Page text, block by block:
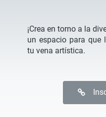
¡Crea en torno a la
un espacio para que
tu vena artística.